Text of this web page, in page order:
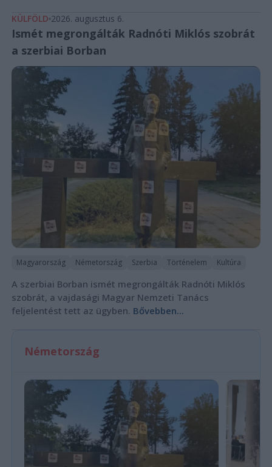
KÜLFÖLD 2026. augusztus 6.
Ismét megrongálták Radnóti Miklós szobrát
a szerbiai Borban
Magyarország Németország Szerbia Történelem Kultúra
A szerbiai Borban ismét megrongálták Radnóti Miklós
szobrát, a vajdasági Magyar Nemzeti Tanács
feljelentést tett az ügyben. Bővebben...
Németország